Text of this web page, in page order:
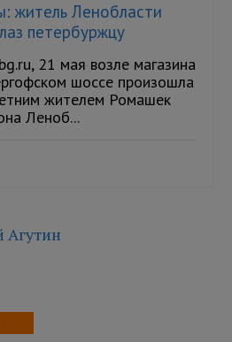
житель Ленобласти
петербуржцу
21 мая возле магазина
шоссе произошла
жителем Ромашек
Леноб...
Агутин